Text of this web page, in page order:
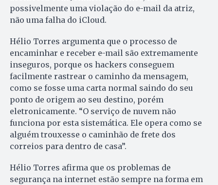
possivelmente uma violação do e-mail da atriz,
não uma falha do iCloud.
Hélio Torres argumenta que o processo de
encaminhar e receber e-mail são extremamente
inseguros, porque os hackers conseguem
facilmente rastrear o caminho da mensagem,
como se fosse uma carta normal saindo do seu
ponto de origem ao seu destino, porém
eletronicamente. “O serviço de nuvem não
funciona por esta sistemática. Ele opera como se
alguém trouxesse o caminhão de frete dos
correios para dentro de casa”.
Hélio Torres afirma que os problemas de
segurança na internet estão sempre na forma em